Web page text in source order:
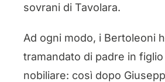
sovrani di Tavolara.
Ad ogni modo, i Bertoleoni
tramandato di padre in
nobiliare: così dopo